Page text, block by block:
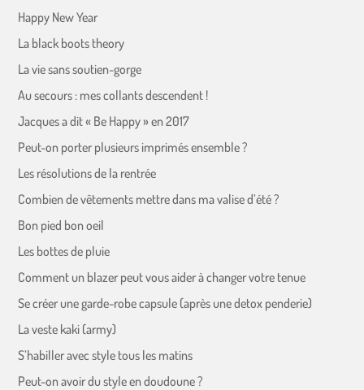
Happy New Year
La black boots theory
La vie sans soutien-gorge
Au secours : mes collants descendent !
Jacques a dit « Be Happy » en 2017
Peut-on porter plusieurs imprimés ensemble ?
Les résolutions de la rentrée
Combien de vêtements mettre dans ma valise d’été ?
Bon pied bon oeil
Les bottes de pluie
Comment un blazer peut vous aider à changer votre tenue
Se créer une garde-robe capsule (après une detox penderie)
La veste kaki (army)
S’habiller avec style tous les matins
Peut-on avoir du style en doudoune ?